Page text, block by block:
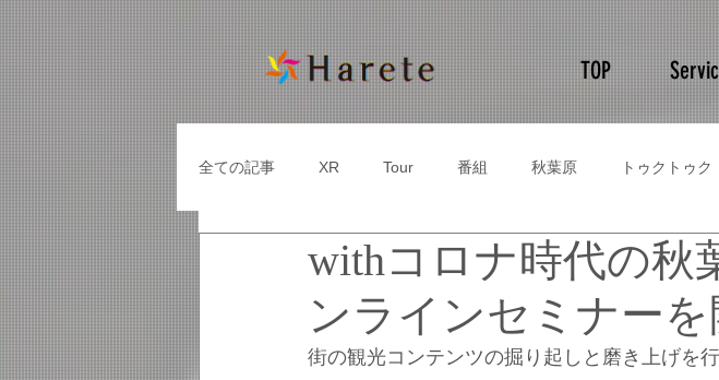
TOP
全ての記事 XR Tour 番組 秋葉原 トゥクトゥク
withコロナ時代の秋
ンラインセミナーを
街の観光コンテンツの掘り起しと磨き上げを